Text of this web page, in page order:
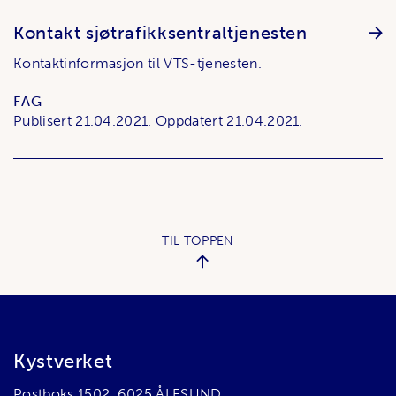
Kontakt sjøtrafikksentraltjenesten
Kontaktinformasjon til VTS-tjenesten.
FAG
Publisert 21.04.2021. Oppdatert 21.04.2021.
TIL TOPPEN
Bunnområde
Kystverket